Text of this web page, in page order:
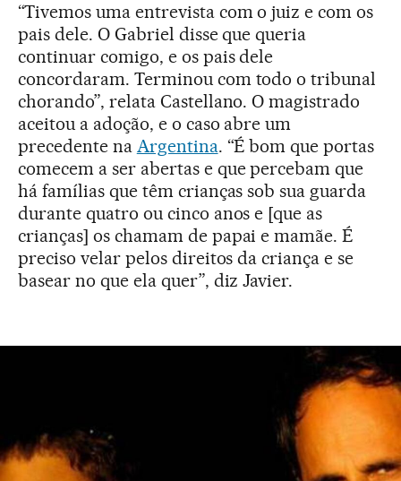
“Tivemos uma entrevista com o juiz e com os
pais dele. O Gabriel disse que queria
continuar comigo, e os pais dele
concordaram. Terminou com todo o tribunal
chorando”, relata Castellano. O magistrado
aceitou a adoção, e o caso abre um
precedente na Argentina. “É bom que portas
comecem a ser abertas e que percebam que
há famílias que têm crianças sob sua guarda
durante quatro ou cinco anos e [que as
crianças] os chamam de papai e mamãe. É
preciso velar pelos direitos da criança e se
basear no que ela quer”, diz Javier.